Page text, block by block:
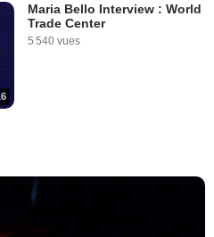
Maria Bello Interview : World
Trade Center
5 540 vues